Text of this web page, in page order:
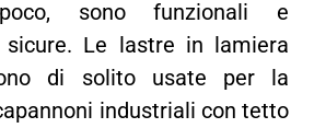
sono funzionali e
sicure. Le lastre in lamiera
di solito usate per la
industriali con tetto